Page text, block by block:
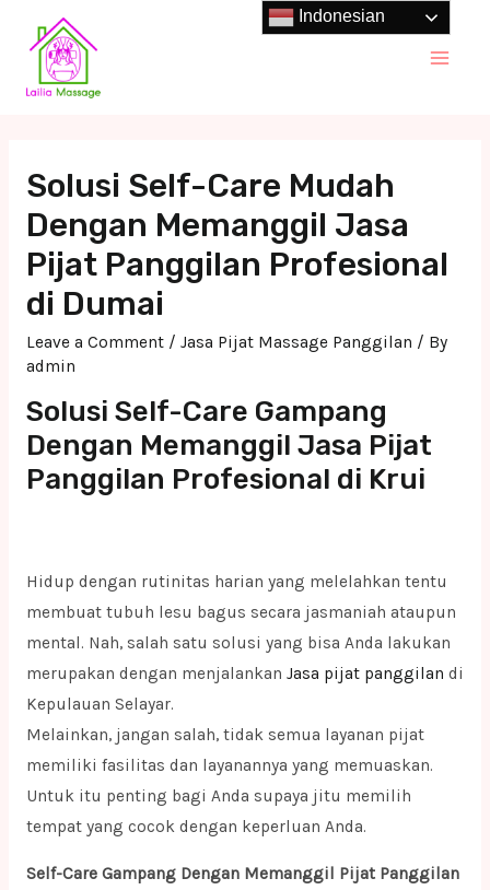
content
Solusi Self-Care Mudah
Dengan Memanggil Jasa
Pijat Panggilan Profesional
di Dumai
Leave a Comment / Jasa Pijat Massage Panggilan / By
admin
Solusi Self-Care Gampang
Dengan Memanggil Jasa Pijat
Panggilan Profesional di Krui
Hidup dengan rutinitas harian yang melelahkan tentu
membuat tubuh lesu bagus secara jasmaniah ataupun
mental. Nah, salah satu solusi yang bisa Anda lakukan
merupakan dengan menjalankan Jasa pijat panggilan di
Kepulauan Selayar.
Melainkan, jangan salah, tidak semua layanan pijat
memiliki fasilitas dan layanannya yang memuaskan.
Untuk itu penting bagi Anda supaya jitu memilih
tempat yang cocok dengan keperluan Anda.
Self-Care Gampang Dengan Memanggil Pijat Panggilan
Indonesian